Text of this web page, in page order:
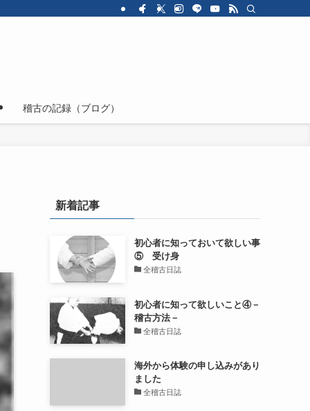
稽古の記録（ブログ）
新着記事
初心者に知っておいて欲しい事
⑤ 受け身
全稽古日誌
初心者に知って欲しいこと④－
稽古方法－
全稽古日誌
海外から体験の申し込みがあり
ました
全稽古日誌